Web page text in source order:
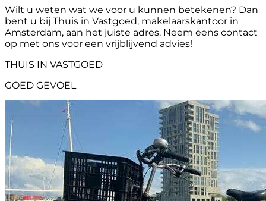
Wilt u weten wat we voor u kunnen betekenen? Dan
bent u bij Thuis in Vastgoed, makelaarskantoor in
Amsterdam, aan het juiste adres. Neem eens contact
op met ons voor een vrijblijvend advies!
THUIS IN VASTGOED
GOED GEVOEL